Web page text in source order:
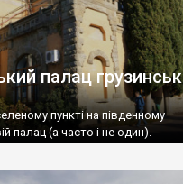
палац
пункті на південному
палац (а часто і не один).